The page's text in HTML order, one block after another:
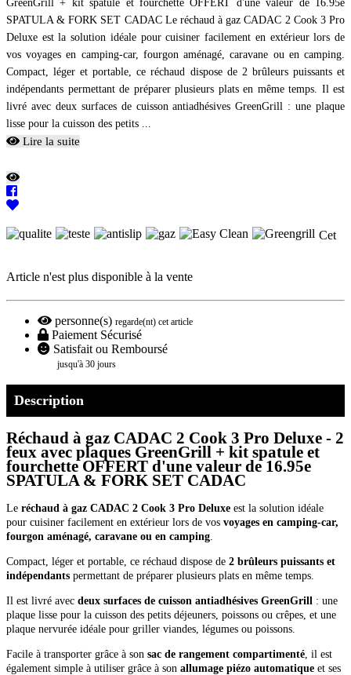
GreenGrill + kit spatule et fourchette OFFERT d'une valeur de 16.95e
SPATULA & FORK SET CADAC Le réchaud à gaz CADAC 2 Cook 3 Pro
Deluxe est la solution idéale pour cuisiner facilement en extérieur lors de
vos voyages en camping-car, fourgon aménagé, caravane ou en camping.
Compact, léger et portable, ce réchaud dispose de 2 brûleurs puissants et
indépendants permettant de préparer plusieurs plats en même temps. Il est
livré avec deux surfaces de cuisson antiadhésives GreenGrill : une plaque
lisse pour la cuisson des petits ...
Lire la suite
Cet
Article n'est plus disponible à la vente
personne(s) regarde(nt) cet article
Paiement Sécurisé
Satisfait ou Remboursé
jusqu'à 30 jours
Description
Réchaud à gaz CADAC 2 Cook 3 Pro Deluxe - 2
feux avec plaques GreenGrill + kit spatule et
fourchette OFFERT d'une valeur de 16.95e
SPATULA & FORK SET CADAC
Le réchaud à gaz CADAC 2 Cook 3 Pro Deluxe est la solution idéale
pour cuisiner facilement en extérieur lors de vos voyages en camping-car,
fourgon aménagé, caravane ou en camping
Compact, léger et portable, ce réchaud dispose de 2 brûleurs puissants et
indépendants permettant de préparer plusieurs plats en même temps.
Il est livré avec deux surfaces de cuisson antiadhésives GreenGrill : une
plaque lisse pour la cuisson des petits déjeuners, poissons ou crêpes, et une
plaque nervurée idéale pour griller viandes, légumes ou poissons.
Facile à transporter grâce à son sac de rangement compartimenté , il est
également simple à utiliser grâce à son allumage piézo automatique et ses